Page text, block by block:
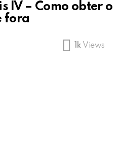
IV – Como obter o
fora
1k Views